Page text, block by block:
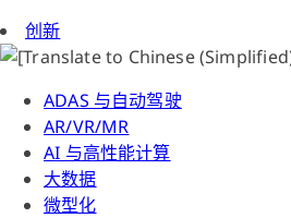
创新
ADAS 与自动驾驶
AR/VR/MR
AI 与高性能计算
大数据
微型化